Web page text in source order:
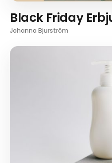
Black Friday
Johanna Bjurström